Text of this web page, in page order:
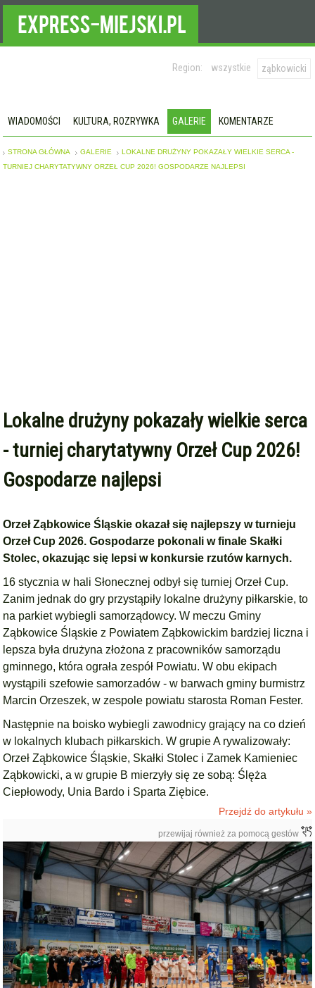
Region: wszystkie ząbkowicki
WIADOMOŚCI KULTURA, ROZRYWKA GALERIE KOMENTARZE
STRONA GŁÓWNA GALERIE
LOKALNE DRUŻYNY POKAZAŁY WIELKIE SERCA -
TURNIEJ CHARYTATYWNY ORZEŁ CUP 2026! GOSPODARZE NAJLEPSI
Lokalne drużyny pokazały wielkie serca
- turniej charytatywny Orzeł Cup 2026!
Gospodarze najlepsi
Orzeł Ząbkowice Śląskie okazał się najlepszy w turnieju
Orzeł Cup 2026. Gospodarze pokonali w finale Skałki
Stolec, okazując się lepsi w konkursie rzutów karnych.
16 stycznia w hali Słonecznej odbył się turniej Orzeł Cup.
Zanim jednak do gry przystąpiły lokalne drużyny piłkarskie, to
na parkiet wybiegli samorządowcy. W meczu Gminy
Ząbkowice Śląskie z Powiatem Ząbkowickim bardziej liczna i
lepsza była drużyna złożona z pracowników samorządu
gminnego, która ograła zespół Powiatu. W obu ekipach
wystąpili szefowie samorzadów - w barwach gminy burmistrz
Marcin Orzeszek, w zespole powiatu starosta Roman Fester.
Następnie na boisko wybiegli zawodnicy grający na co dzień
w lokalnych klubach piłkarskich. W grupie A rywalizowały:
Orzeł Ząbkowice Śląskie, Skałki Stolec i Zamek Kamieniec
Ząbkowicki, a w grupie B mierzyły się ze sobą: Ślęża
Ciepłowody, Unia Bardo i Sparta Ziębice.
Przejdź do artykułu »
przewijaj również za pomocą gestów